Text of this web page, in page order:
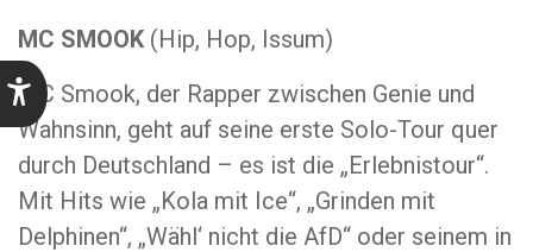
MC SMOOK(Hip, Hop, Issum)
MC Smook, der Rapper zwischen Genie und
Wahnsinn, geht auf seine erste Solo-Tour quer
durch Deutschland – es ist die „Erlebnistour“.
Mit Hits wie „Kola mit Ice“, „Grinden mit
Delphinen“, „Wähl‘ nicht die AfD“ oder seinem in